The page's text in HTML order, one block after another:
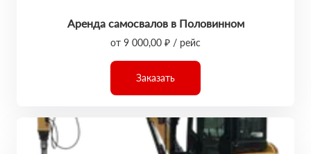
Аренда самосвалов в Половинном
от 9 000,00 ₽ / рейс
Заказать